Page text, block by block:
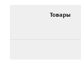
Товары